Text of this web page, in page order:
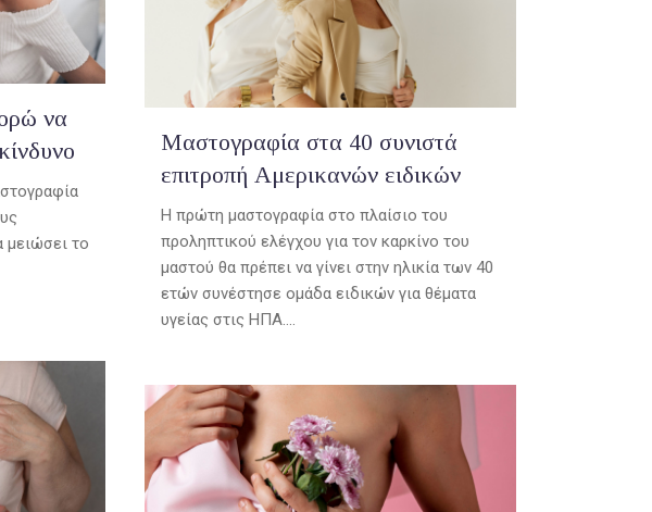
να
μειώσει το
Μαστογραφία στα 40 συνιστά
επιτροπή Αμερικανών ειδικών
Η πρώτη μαστογραφία στο πλαίσιο του
προληπτικού ελέγχου για τον καρκίνο του
μαστού θα πρέπει να γίνει στην ηλικία των 40
ετών συνέστησε ομάδα ειδικών για θέματα
υγείας στις ΗΠΑ....